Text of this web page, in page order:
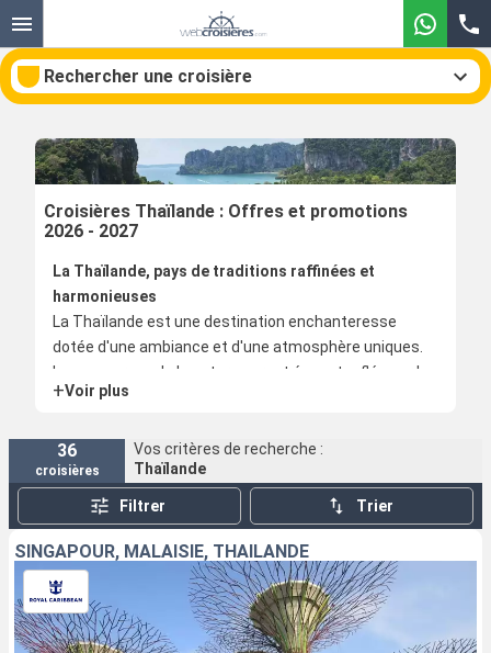
Rechercher une croisière
Ports
Rechercher
Croisières Thaïlande : Offres et promotions
2026 - 2027
La Thaïlande, pays de traditions raffinées et
harmonieuses
La Thaïlande est une destination enchanteresse
dotée d'une ambiance et d'une atmosphère uniques.
Les amoureux de la nature seront époustouflés par le
parc national maritime d'Ang Thong et ses 42 îles de
du aux fôrets, elles sont bordées par une lisière
blanche de sable et entourées d'une eau
incroyablement claire.
+Voir plus
36
croisières
Vos critères de recherche :
Thaïlande
Filtrer Trier
SINGAPOUR, MALAISIE, THAÏLANDE